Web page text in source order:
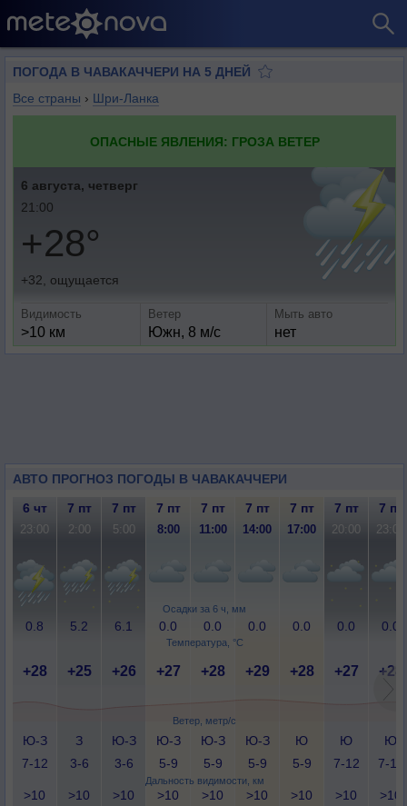
ПОГОДА В ЧАВАКАЧЧЕРИ НА 5 ДНЕЙ
Все страны › Шри-Ланка
ОПАСНЫЕ ЯВЛЕНИЯ: ГРОЗА ВЕТЕР
6 августа, четверг
21:00
+28°
+32, ощущается
Видимость
>10 км
Ветер
Южн, 8 м/с
Мыть авто
нет
АВТО ПРОГНОЗ ПОГОДЫ В ЧАВАКАЧЧЕРИ
Осадки за 6 ч, мм
Температура, °C
Ветер, метр/с
Дальность видимости, км
6 чт 7 пт 7 пт 7 пт 7 пт 7 пт 7 пт 7 пт 7 пт
23:00 2:00 5:00 8:00 11:00 14:00 17:00 20:00 23:00
0.8 5.2 6.1 0.0 0.0 0.0 0.0 0.0 0.0
+28 +25 +26 +27 +28 +29 +28 +27 +28
Ю-З
7-12
З
3-6
Ю-З
3-6
Ю-З
5-9
Ю-З
5-9
Ю-З
5-9
Ю
5-9
Ю
7-12
Ю
7-12
>10 >10 >10 >10 >10 >10 >10 >10 >10